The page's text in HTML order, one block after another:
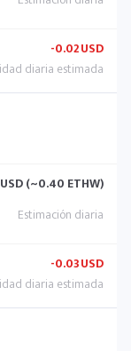
-0.02USD
USD (~0.40 ETHW)
-0.03USD